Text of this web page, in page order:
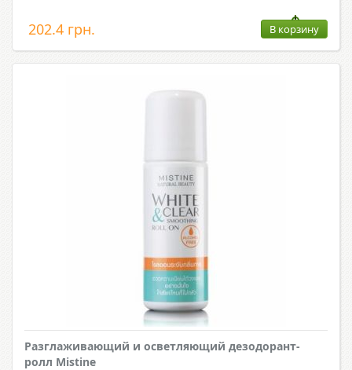
202.4 грн. В корзину
Разглаживающий и осветляющий дезодорант-
ролл Mistine